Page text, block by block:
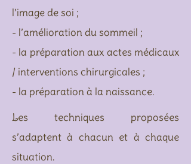
l’image de soi ;
- l’amélioration du sommeil ;
- la préparation aux actes médicaux
/ interventions chirurgicales ;
- la préparation à la naissance.
Les techniques proposées
s’adaptent à chacun et à chaque
situation.